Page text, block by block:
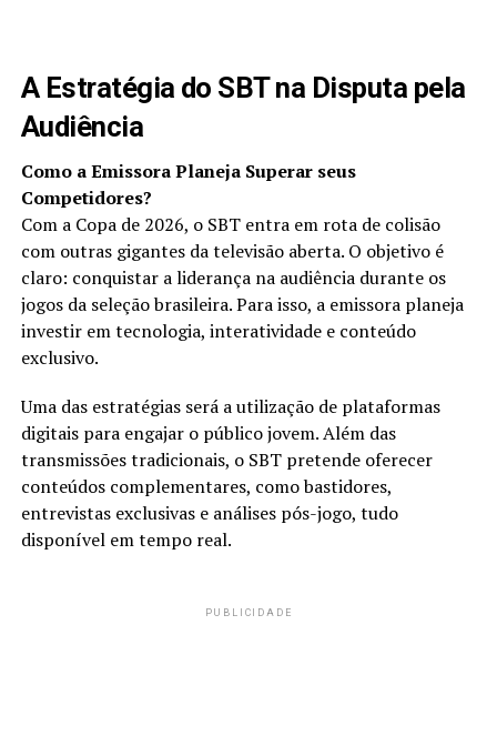
A Estratégia do SBT na Disputa pela
Audiência
Como a Emissora Planeja Superar seus
Competidores?
Com a Copa de 2026, o SBT entra em rota de colisão
com outras gigantes da televisão aberta. O objetivo é
claro: conquistar a liderança na audiência durante os
jogos da seleção brasileira. Para isso, a emissora planeja
investir em tecnologia, interatividade e conteúdo
exclusivo.
Uma das estratégias será a utilização de plataformas
digitais para engajar o público jovem. Além das
transmissões tradicionais, o SBT pretende oferecer
conteúdos complementares, como bastidores,
entrevistas exclusivas e análises pós-jogo, tudo
disponível em tempo real.
PUBLICIDADE